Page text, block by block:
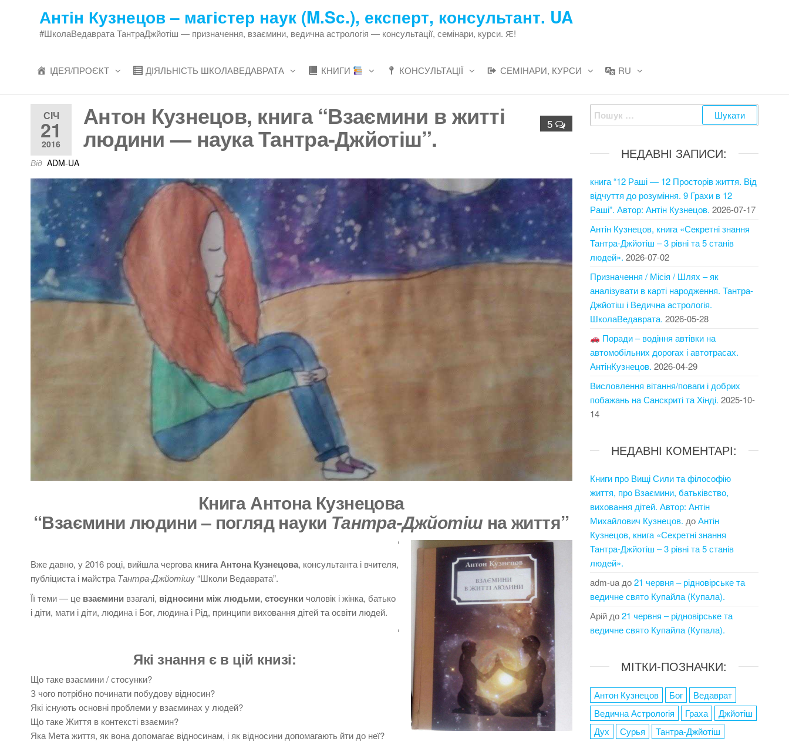
Антін Кузнецов – магістер наук (M.Sc.), експерт, консультант. UA
#ШколаВедаврата ТантраДжйотіш — призначення, взаємини, ведична астрологія — консультації, семінари, курси. Ԙ!
ІДЕЯ/ПРОЄКТ ДІЯЛЬНІСТЬ ШКОЛАВЕДАВРАТА КНИГИ КОНСУЛЬТАЦІЇ СЕМІНАРИ, КУРСИ RU
СІЧ
21
2016
5
Антон Кузнецов, книга “Взаємини в житті
людини — наука Тантра-Джйотіш”.
Від ADM-UA
Книга Антона Кузнецова
“Взаємини людини – погляд наукиТантра-Джйотіш на життя”
‘
Вже давно, у 2016 році, вийшла чергова книга Антона Кузнецова, консультанта і вчителя,
публіциста і майстра Тантра-Джйотішу “Школи Ведаврата”.
Її теми — це взаємини взагалі, відносини між людьми, стосунки чоловік і жінка, батько
і діти, мати і діти, людина і Бог, людина і Рід, принципи виховання дітей та освіти людей.
‘
Які знання є в цій книзі:
Що таке взаємини / стосунки?
З чого потрібно починати побудову відносин?
Які існують основні проблеми у взаєминах у людей?
Що таке Життя в контексті взаємин?
Яка Мета життя, як вона допомагає відносинам, і як відносини допомагають йти до неї?
Пошук:
НЕДАВНІ ЗАПИСИ:
книга “12 Раші — 12 Просторів життя. Від
відчуття до розуміння. 9 Грахи в 12
Раші”. Автор: Антін Кузнецов. 2026-07-17
Антін Кузнецов, книга «Секретні знання
Тантра-Джйотіш – 3 рівні та 5 станів
людей». 2026-07-02
Призначення / Місія / Шлях – як
аналізувати в карті народження. Тантра-
Джйотіш і Ведична астрологія.
ШколаВедаврата. 2026-05-28
Поради – водіння автівки на
автомобільних дорогах і автотрасах.
АнтінКузнецов. 2026-04-29
Висловлення вітання/поваги і добрих
побажань на Санскриті та Хінді. 2025-10-
14
НЕДАВНІ КОМЕНТАРІ:
Книги про Вищі Сили та філософію
життя, про Взаємини, батьківство,
виховання дітей. Автор: Антін
Михайлович Кузнецов. доАнтін
Кузнецов, книга «Секретні знання
Тантра-Джйотіш – 3 рівні та 5 станів
людей».
adm-uaдо21 червня – рідновірське та
ведичне свято Купайла (Купала).
Арійдо21 червня – рідновірське та
ведичне свято Купайла (Купала).
МІТКИ-ПОЗНАЧКИ:
Антон Кузнецов Бог
Ведаврат
Ведична Астрологія
Граха
Джйотіш
Дух
Сурья
Тантра-Джйотіш